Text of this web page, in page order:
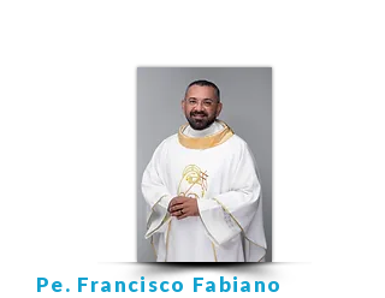
Pe. Francisco Fabiano